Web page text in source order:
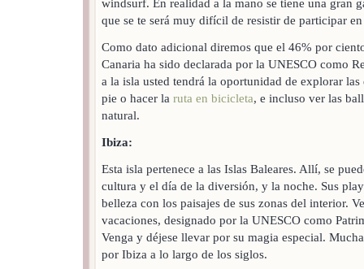
windsurf. En realidad a la mano se tiene una gran
que se te será muy difícil de resistir de participar
Como dato adicional diremos que el 46% por
Canaria ha sido declarada por la UNESCO como
a la isla usted tendrá la oportunidad de explorar las
pie o hacer la ruta en bicicleta, e incluso ver las
natural.
Ibiza:
Esta isla pertenece a las Islas Baleares. Allí, se
cultura y el día de la diversión, y la noche. Sus
belleza con los paisajes de sus zonas del interior.
vacaciones, designado por la UNESCO como
Venga y déjese llevar por su magia especial.
por Ibiza a lo largo de los siglos.